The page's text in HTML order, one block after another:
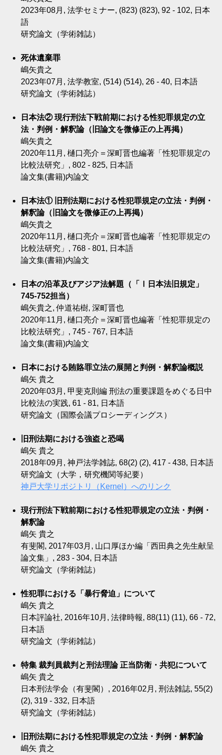
2023年08月, 法学セミナー, (823) (823), 92 - 102, 日本
語
研究論文（学術雑誌）
死体遺棄罪
嶋矢貴之
2023年07月, 法学教室, (514) (514), 26 - 40, 日本語
研究論文（学術雑誌）
日本法② 現行刑法下戦前期における性犯罪規定の立
法・判例・解釈論（旧論文を微修正の上再掲）
嶋矢貴之
2020年11月, 樋口亮介＝深町晋也編著「性犯罪規定の
比較法研究」, 802 - 825, 日本語
論文集(書籍)内論文
日本法① 旧刑法期における性犯罪規定の立法・判例・
解釈論（旧論文を微修正の上再掲）
嶋矢貴之
2020年11月, 樋口亮介＝深町晋也編著「性犯罪規定の
比較法研究」, 768 - 801, 日本語
論文集(書籍)内論文
日本の沿革及びアジア法解題（「Ⅰ日本法旧規定」
745‐752担当）
嶋矢貴之, 仲道祐樹, 深町晋也
2020年11月, 樋口亮介＝深町晋也編著「性犯罪規定の
比較法研究」, 745 - 767, 日本語
論文集(書籍)内論文
日本における賄賂罪立法の展開と判例・解釈論概説
嶋矢 貴之
2020年03月, 甲斐克則編 刑法の重要課題をめぐる日中
比較法の実践, 61 - 81, 日本語
研究論文（国際会議プロシーディングス）
旧刑法期における強盗と恐喝
嶋矢 貴之
2018年09月, 神戸法学雑誌, 68(2) (2), 417 - 438, 日本語
研究論文（大学，研究機関等紀要）
神戸大学リポジトリ（Kernel）へのリンク
現行刑法下戦前期における性犯罪規定の立法・判例・
解釈論
嶋矢 貴之
有斐閣, 2017年03月, 山口厚ほか編「西田典之先生献呈
論文集」, 283 - 304, 日本語
研究論文（学術雑誌）
性犯罪における「暴行脅迫」について
嶋矢 貴之
日本評論社, 2016年10月, 法律時報, 88(11) (11), 66 - 72,
日本語
研究論文（学術雑誌）
特集 裁判員裁判と刑法理論 正当防衛・共犯について
嶋矢 貴之
日本刑法学会（有斐閣）, 2016年02月, 刑法雑誌, 55(2)
(2), 319 - 332, 日本語
研究論文（学術雑誌）
旧刑法期における性犯罪規定の立法・判例・解釈論
嶋矢 貴之